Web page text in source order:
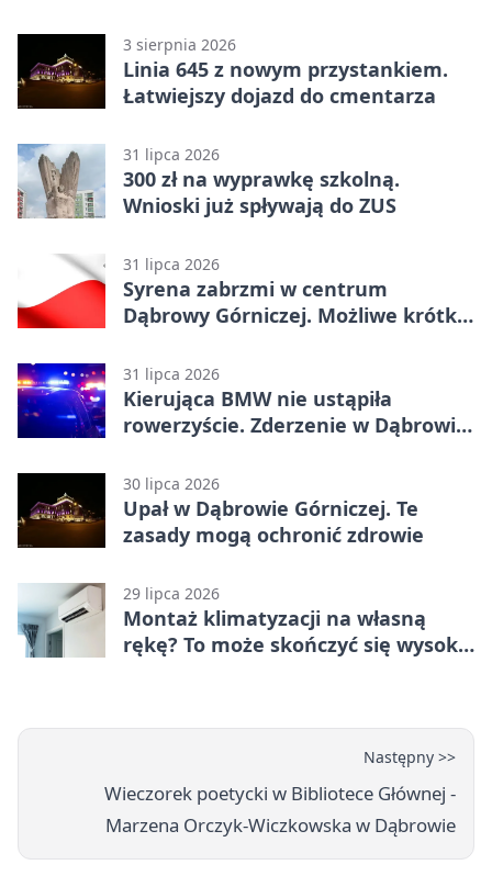
3 sierpnia 2026
Linia 645 z nowym przystankiem.
Łatwiejszy dojazd do cmentarza
31 lipca 2026
300 zł na wyprawkę szkolną.
Wnioski już spływają do ZUS
31 lipca 2026
Syrena zabrzmi w centrum
Dąbrowy Górniczej. Możliwe krótkie
31 lipca 2026
Kierująca BMW nie ustąpiła
rowerzyście. Zderzenie w Dąbrowie
30 lipca 2026
Upał w Dąbrowie Górniczej. Te
zasady mogą ochronić zdrowie
29 lipca 2026
Montaż klimatyzacji na własną
rękę? To może skończyć się wysoką
Następny >>
Wieczorek poetycki w Bibliotece Głównej -
Marzena Orczyk-Wiczkowska w Dąbrowie